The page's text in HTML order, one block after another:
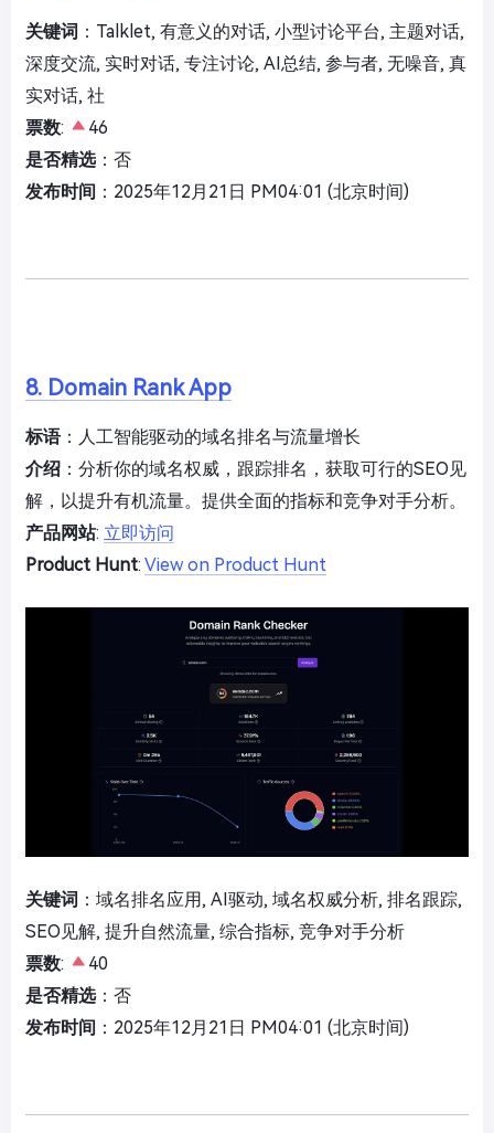
关键词 ：Talklet, 有意义的对话, 小型讨论平台, 主题对话,
深度交流, 实时对话, 专注讨论, AI总结, 参与者, 无噪音, 真
实对话, 社
票数:
46
是否精选：否
发布时间 ：2025年12月21日 PM04:01 (北京时间)
8. Domain Rank App
标语：人工智能驱动的域名排名与流量增长
介绍 ：分析你的域名权威，跟踪排名，获取可行的SEO见
解，以提升有机流量。提供全面的指标和竞争对手分析。
产品网站: 立即访问
Product Hunt: View on Product Hunt
关键词 ：域名排名应用, AI驱动, 域名权威分析, 排名跟踪,
SEO见解, 提升自然流量, 综合指标, 竞争对手分析
票数:
40
是否精选：否
发布时间 ：2025年12月21日 PM04:01 (北京时间)